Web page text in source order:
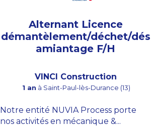
Alternant Licence
démantèlement/déchet/dés
amiantage F/H
VINCI Construction
1 an à Saint-Paul-lès-Durance (13)
Notre entité NUVIA Process porte
nos activités en mécanique &...